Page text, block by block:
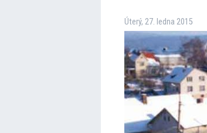
Úterý, 27. ledna 2015